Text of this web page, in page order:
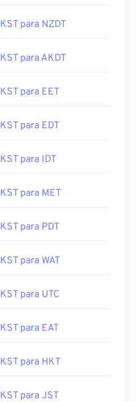
KST para NZDT
KST para AKDT
KST para EET
KST para EDT
KST para IDT
KST para MET
KST para PDT
KST para WAT
KST para UTC
KST para EAT
KST para HKT
KST para JST